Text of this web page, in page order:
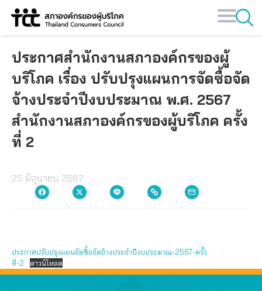
Skip
ประกาศสำนักงานสภาองค์กรของผู้
บริโภค เรื่อง ปรับปรุงแผนการจัดซื้อจัด
จ้างประจำปีงบประมาณ พ.ศ. 2567
สำนักงานสภาองค์กรของผู้บริโภค ครั้ง
ที่ 2
25 มิถุนายน 2567
ประกาศปรับปรุงแผนจัดซื้อจัดจ้างประจำปีงบประมาณ-2567-ครั้ง
ที่-2
ดาวน์โหลด